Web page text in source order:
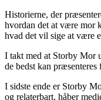
Historierne, der
hvordan det at være mor
hvad det vil sige at være
I takt med at Storby Mor
de bedst kan
I sidste ende er Storby
og relaterbart, håber